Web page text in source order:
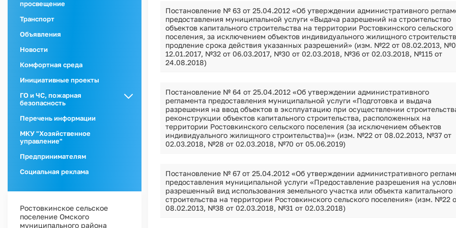
Сведения об установлении классов
Сведения об установлении классов
Условия и результаты конкурсов
просвещение
Транспорт
Объявления
Новости
Комфортная среда
Инициативные проекты
ГО и ЧС, пожарная
безопасность
ГО и ЧС
Пожарная
безопасность
Перечень информации
МКУ "Хозяйственное
управление"
Предпринимателям
Социальная реклама
Ростовкинское сельское
поселение Омского
муниципального района
Постановление № 63 от 25.04.2012 «Об утверждении административного
предоставления муниципальной услуги «Выдача разрешений на строительство
объектов капитального строительства на территории Ростовкинского сельского
поселения, за исключением объектов индивидуального жилищного
продление срока действия указанных разрешений» (изм. №22 от 08.02.2013,
12.01.2017, №32 от 06.03.2017, №30 от 02.03.2018, №36 от 02.03.2018, №115 от
24.08.2018)
Постановление № 64 от 25.04.2012 «Об утверждении административного
регламента предоставления муниципальной услуги «Подготовка и выдача
разрешения на ввод объектов в эксплуатацию при осуществлении
реконструкции объектов капитального строительства, расположенных на
территории Ростовкинского сельского поселения (за исключением объектов
индивидуального жилищного строительства)»» (изм. №22 от 08.02.2013, №37 от
02.03.2018, №28 от 02.03.2018, №70 от 05.06.2019)
Постановление № 67 от 25.04.2012 «Об утверждении административного
предоставления муниципальной услуги «Предоставление разрешения на
разрешенный вид использования земельного участка или объекта капитального
строительства на территории Ростовкинского сельского поселения» (изм. №22
08.02.2013, №38 от 02.03.2018, №31 от 02.03.2018)